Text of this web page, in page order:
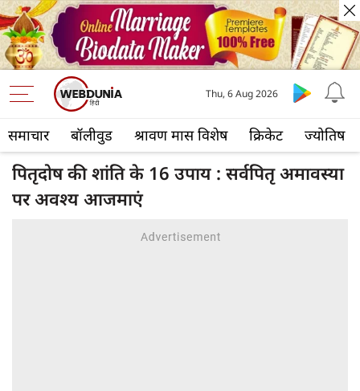
समाचार बॉलीवुड श्रावण मास विशेष क्रिकेट ज्योतिष
Thu, 6 Aug 2026
पितृदोष की शांति के 16 उपाय : सर्वपितृ अमावस्या
पर अवश्य आजमाएं